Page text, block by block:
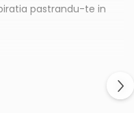
pastrandu-te in